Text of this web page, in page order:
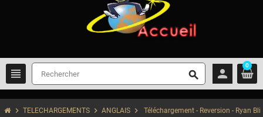
view_headline search person
0
chevron_right TELECHARGEMENTS chevron_right ANGLAIS chevron_right Téléchargement - Reversion - Ryan